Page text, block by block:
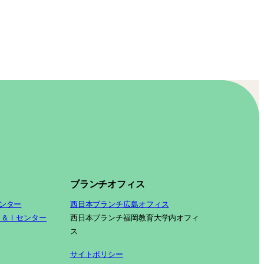
ター
Ｉセンター
ブランチオフィス
西日本ブランチ広島オフィス
西日本ブランチ福岡教育大学内オフィ
ス
サイトポリシー